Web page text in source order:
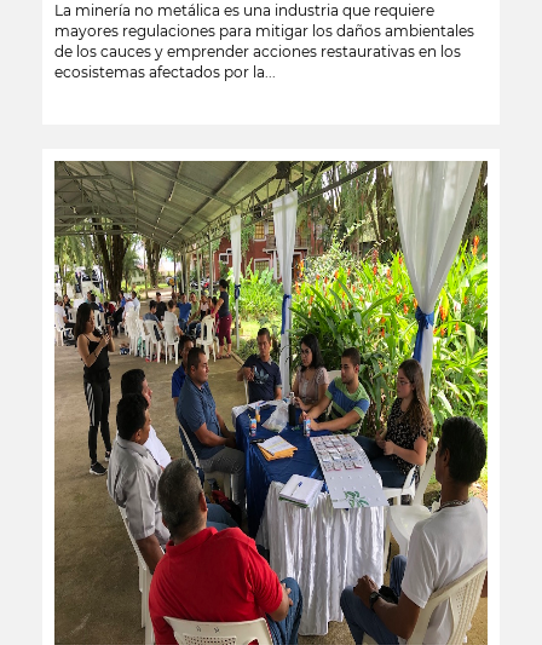
La minería no metálica es una industria que requiere
mayores regulaciones para mitigar los daños ambientales
de los cauces y emprender acciones restaurativas en los
ecosistemas afectados por la...